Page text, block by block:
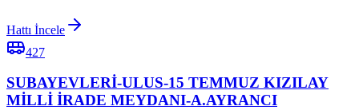
Hattı İncele
427
SUBAYEVLERİ-ULUS-15 TEMMUZ KIZILAY
MİLLİ İRADE MEYDANI-A.AYRANCI